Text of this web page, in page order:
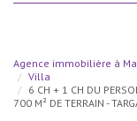
Agence immobilière à
Villa
6 CH + 1 CH DU
700 M² DE TERRAIN -